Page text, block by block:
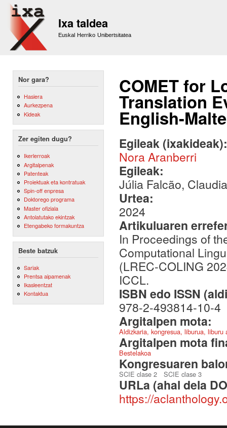
Ixa taldea
Euskal Herriko Unibertsitatea
Nor gara?
Hasiera
Aurkezpena
Kideak
Zer egiten dugu?
Ikerlerroak
Argitalpenak
Patenteak
Proiektuak eta kontratuak
Spin-off enpresa
Doktorego programa
Master ofiziala
Antolatutako ekintzak
Etengabeko formakuntza
Beste batzuk
Sariak
Prentsa aipamenak
Ikasleentzat
Kontaktua
COMET for
Translation
English-
Egileak
Nora Aranberri
Egileak:
Júlia Falcão,
Urtea:
2024
Artikuluaren
In Proceedings of
Computational
(LREC-COLING
ICCL.
ISBN edo ISSN
978-2-493814-10-4
Argitalpen mota:
Aldizkaria, kongresua, liburua,
Argitalpen mota
Bestelakoa
Kongresuaren
SCIE clase 2 SCIE clase 3
URLa (ahal dela
https://